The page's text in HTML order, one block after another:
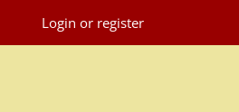
Login or register